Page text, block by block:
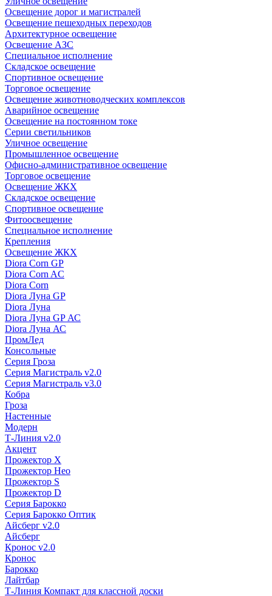
Освещение дорог и магистралей
Освещение пешеходных переходов
Архитектурное освещение
Освещение АЗС
Специальное исполнение
Складское освещение
Спортивное освещение
Торговое освещение
Освещение животноводческих комплексов
Аварийное освещение
Освещение на постоянном токе
Серии светильников
Уличное освещение
Промышленное освещение
Офисно-административное освещение
Торговое освещение
Освещение ЖКХ
Складское освещение
Спортивное освещение
Фитоосвещение
Специальное исполнение
Крепления
Освещение ЖКХ
Diora Corn GP
Diora Corn AC
Diora Corn
Diora Луна GP
Diora Луна
Diora Луна GP АС
Diora Луна АС
ПромЛед
Консольные
Серия Гроза
Серия Магистраль v2.0
Серия Магистраль v3.0
Кобра
Гроза
Настенные
Модерн
Т-Линия v2.0
Акцент
Прожектор X
Прожектор Нео
Прожектор S
Прожектор D
Серия Барокко
Серия Барокко Оптик
Айсберг v2.0
Айсберг
Кронос v2.0
Кронос
Барокко
Лайтбар
Т-Линия Компакт для классной доски